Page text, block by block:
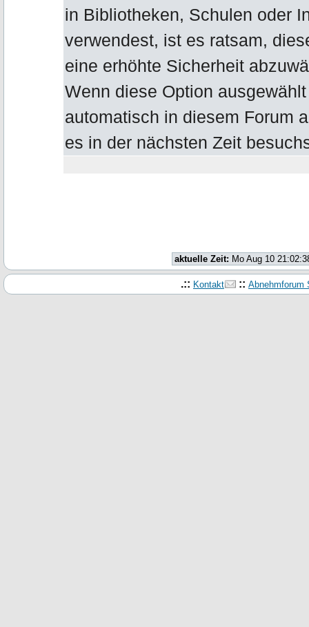
in Bibliotheken, Schulen oder
verwendest, ist es ratsam,
eine erhöhte Sicherheit
Wenn diese Option
automatisch in diesem Forum
es in der nächsten Zeit
aktuelle Zeit: Mo Aug 10
.:: Kontakt :: Abnehmforum